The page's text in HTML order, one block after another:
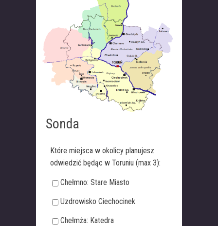
Sonda
Które miejsca w okolicy planujesz
odwiedzić będąc w Toruniu (max 3):
Chełmno: Stare Miasto
Uzdrowisko Ciechocinek
Chełmża: Katedra